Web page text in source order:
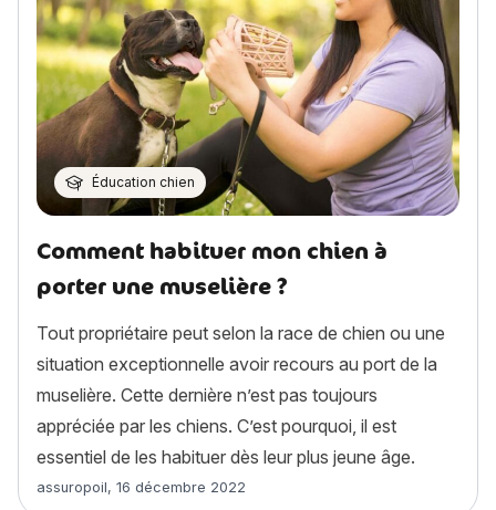
Éducation chien
Comment habituer mon chien à
porter une muselière ?
Tout propriétaire peut selon la race de chien ou une
situation exceptionnelle avoir recours au port de la
muselière. Cette dernière n’est pas toujours
appréciée par les chiens. C’est pourquoi, il est
essentiel de les habituer dès leur plus jeune âge.
Article rédigé par
assuropoil, 16 décembre 2022